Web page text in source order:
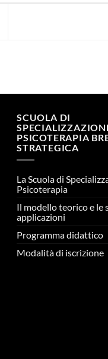
SCUOLA DI
PSICOTERAPIA
STRATEGICA
La Scuola di
Psicoterapia
Il modello teorico e le
applicazioni
Programma didattico
Modalità di iscrizione